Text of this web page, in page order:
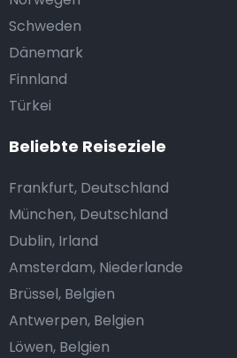
Schweden
Dänemark
Finnland
Türkei
Beliebte Reiseziele
Frankfurt, Deutschland
München, Deutschland
Dublin, Irland
Amsterdam, Niederlande
Brüssel, Belgien
Antwerpen, Belgien
Löwen, Belgien